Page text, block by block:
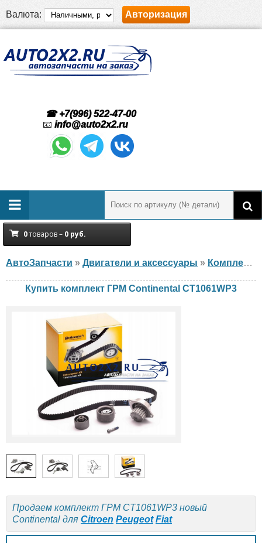
Валюта: Авторизация
☎ +7(996) 522-47-00
📧 info@auto2x2.ru
0товаров – 0 руб.
АвтоЗапчасти » Двигатели и аксессуары » Комплект ГРМ
Купить комплект ГРМ Continental CT1061WP3
Продаем комплект ГРМ CT1061WP3 новый
Continental для Citroen Peugeot Fiat